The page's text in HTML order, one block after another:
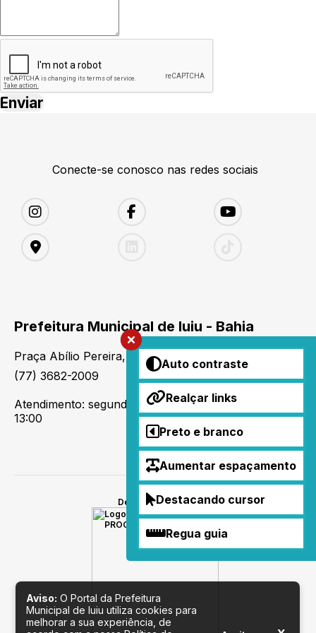
Auto contraste
Realçar links
Preto e branco
Aumentar espaçamento
Destacando cursor
Regua guia
Conecte-se conosco nas redes sociais
Prefeitura Municipal de Iuiu - Bahia
Praça Abílio Pereira, 232 - Centro, CEP: 46438-011
(77) 3682-2009
Atendimento: segunda a sexta-feira, das 07:00 às
13:00
Desenvolvido por
Aviso: O Portal da Prefeitura
Municipal de Iuiu utiliza cookies para
melhorar a sua experiência, de